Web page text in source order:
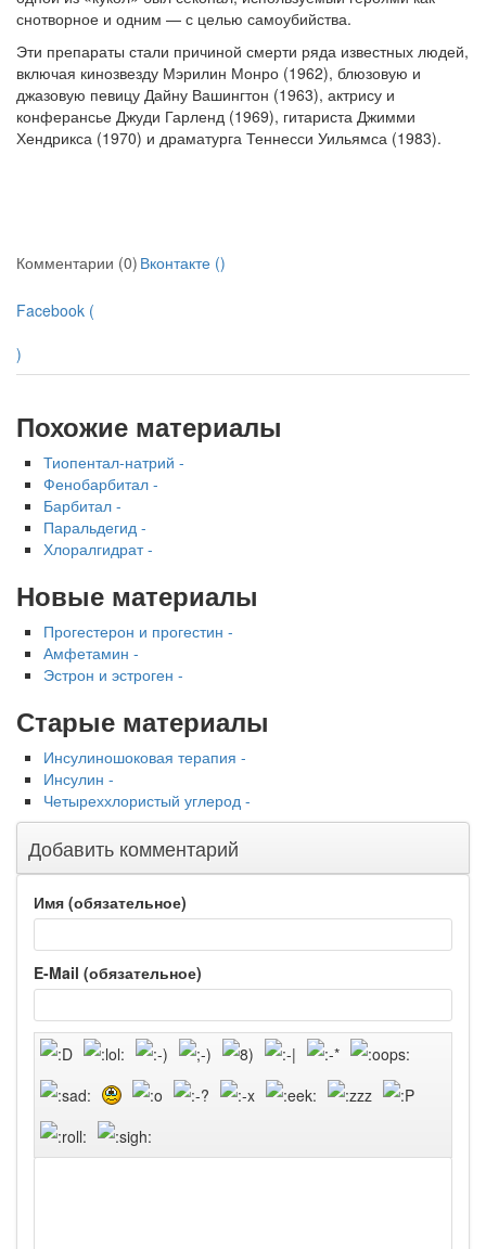
бесплатно, в течении всего срока лечения...
снот­ворное и одним — с целью самоубийства.
Эти препараты стали причиной смерти ряда известных людей,
включая ки­нозвезду Мэрилин Монро (1962), блюзовую и
джазовую певицу Дайну Вашинг­тон (1963), актрису и
конферансье Джуди Гарленд (1969), гитариста Джимми
Хендрикса (1970) и драматурга Теннесси Уильямса (1983).
Комментарии (0) Вконтакте ()
Facebook (
)
Похожие материалы
Тиопентал-натрий -
Фенобарбитал -
Барбитал -
Паральдегид -
Хлоралгидрат -
Новые материалы
Прогестерон и прогестин -
Амфетамин -
Эстрон и эстроген -
Старые материалы
Инсулиношоковая терапия -
Инсулин -
Четыреххлористый углерод -
Добавить комментарий
Имя (обязательное)
E-Mail (обязательное)